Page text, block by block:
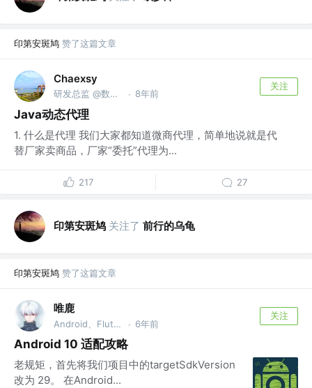
印第安斑鸠 赞了这篇文章
Chaexsy
研发总监 @数字扁担（浙江）科技有限公司 · 8年前
关注
Java动态代理
1. 什么是代理 我们大家都知道微商代理，简单地说就是代
替厂家卖商品，厂家“委托”代理为...
217 27
印第安斑鸠 关注了 前行的乌龟
印第安斑鸠 赞了这篇文章
唯鹿
Android、Flutter @DY · 6年前
关注
Android 10 适配攻略
老规矩，首先将我们项目中的targetSdkVersion
改为 29。 在Android...